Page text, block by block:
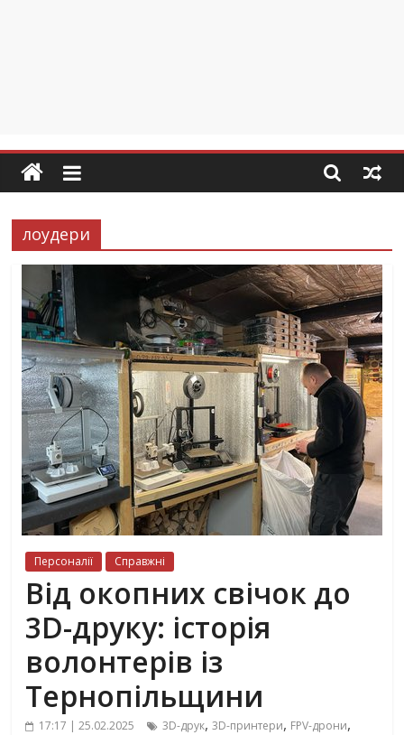
лоудери
Персоналії Справжні
Від окопних свічок до
3D-друку: історія
волонтерів із
Тернопільщини
17:17 | 25.02.2025 3D-друк,3D-принтери, FPV-дрони,